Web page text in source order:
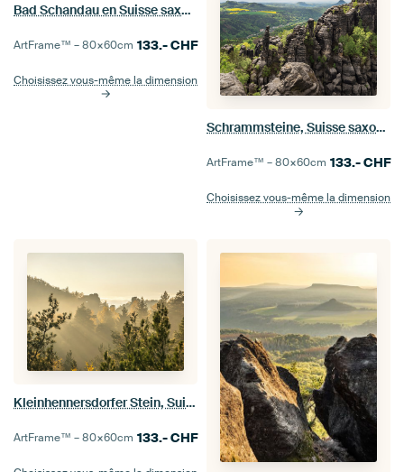
Bad Schandau en Suisse saxonne - vue sur l'Elbe et le Lilienstein
ArtFrame™ –80×60cm 133.-CHF
Choisissez vous-même la dimension
Schrammsteine, Suisse saxonne - Torsteine
ArtFrame™ –80×60cm 133.-CHF
Choisissez vous-même la dimension
Kleinhennersdorfer Stein, Suisse saxonne - Papststein, Hunskirchen
ArtFrame™ –80×60cm 133.-CHF